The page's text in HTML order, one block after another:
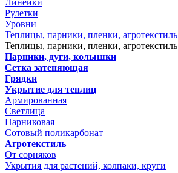
Линейки
Рулетки
Уровни
Теплицы, парники, пленки, агротекстиль
Теплицы, парники, пленки, агротекстиль
Парники, дуги, колышки
Сетка затеняющая
Грядки
Укрытие для теплиц
Армированная
Светлица
Парниковая
Сотовый поликарбонат
Агротекстиль
От сорняков
Укрытия для растений, колпаки, круги